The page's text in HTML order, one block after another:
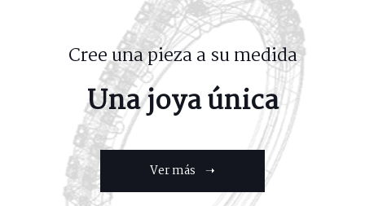
Cree una pieza a su medida
Una joya única
Ver más ➝